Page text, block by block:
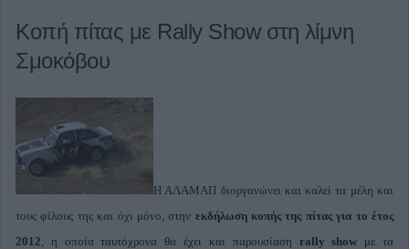
Κοπή πίτας με Rally Show στη λίμνη
Σμοκόβου
Η ΑΛΑΜΑΠ διοργανώνει και καλεί τα μέλη και
τους φίλους της και όχι μόνο, στην εκδήλωση κοπής της πίτας για το έτος
2012, η οποία ταυτόχρονα θα έχει και παρουσίαση rally show με τα